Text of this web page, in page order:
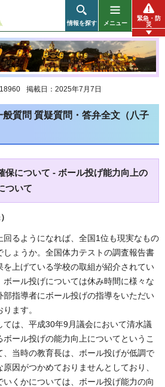
情報を探す メニュー
緊急・防
災
掲載日：2025年7月7日
質問 質疑質問・答弁全文（八子
保について - ボール投げ能力向上の
ついて
回るようになれば、全国1位も現実なもの
しょうか。全国体力テストの調査報告書
を上げている学校の取組が紹介されてい
ボール投げについては休み時間に様々な
部指導者にボール投げの指導をいただい
ます。
ては、平成30年9月議会において清水議
ール投げの能力向上についてというこ
、当時の教育長は、ボール投げが低調で
因がつかめておりませんとしており、
くかについては、ボール投げ能力の向